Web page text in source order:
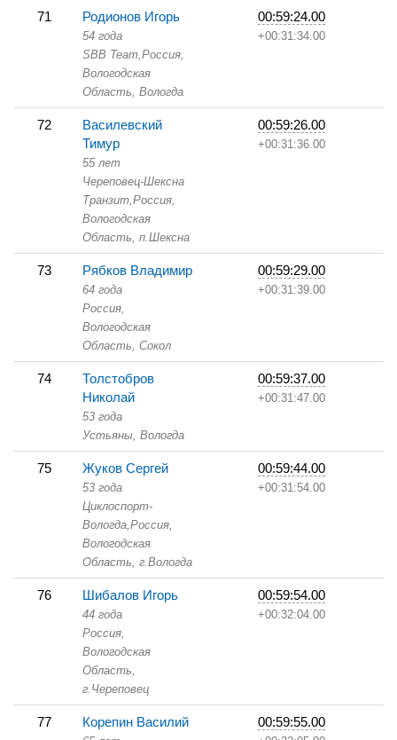
71 Родионов Игорь
54 года
SBB Team,Россия,
Вологодская
Область, Вологда
00:59:24.00
+00:31:34.00
72
Василевский
Тимур
55 лет
Череповец-Шексна
Транзит,Россия,
Вологодская
Область, п.Шексна
00:59:26.00
+00:31:36.00
73 Рябков Владимир
64 года
Россия,
Вологодская
Область, Сокол
00:59:29.00
+00:31:39.00
74
Толстобров
Николай
53 года
Устьяны, Вологда
00:59:37.00
+00:31:47.00
75 Жуков Сергей
53 года
Циклоспорт-
Вологда,Россия,
Вологодская
Область, г.Вологда
00:59:44.00
+00:31:54.00
76 Шибалов Игорь
44 года
Россия,
Вологодская
Область,
г.Череповец
00:59:54.00
+00:32:04.00
77 Корепин Василий 00:59:55.00